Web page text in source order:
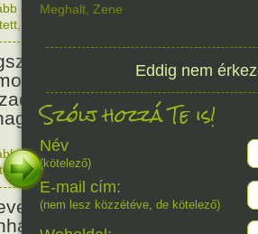
olvasom|1 hozzászólás, szólj Te is hozzá!
Mikes Kelemen
műfordító, a XVIII.
magyar prózairodalom
alakja.
olvasom
,Történelem,
a Pesti Magyar
Nemzeti Színháznak.
Meghalt Zene
Eddig nem
Szólj hozzá Te is!
Név
(kötelező)
E-mail cím:
(nem lesz közzétéve, de kötelező)